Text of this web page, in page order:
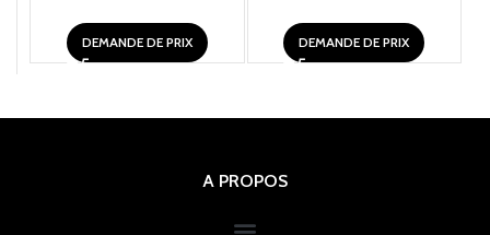
DEMANDE DE PRIX DEMANDE DE PRIX
A PROPOS